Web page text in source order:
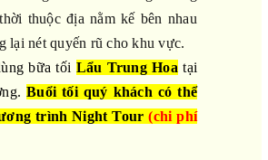
thuộc địa nằm kế bên nhau
lại nét quyến rũ cho khu vực.
bữa tối Lẩu Trung Hoa tại
Buổi tối quý khách có thể
trình Night Tour(chi phí